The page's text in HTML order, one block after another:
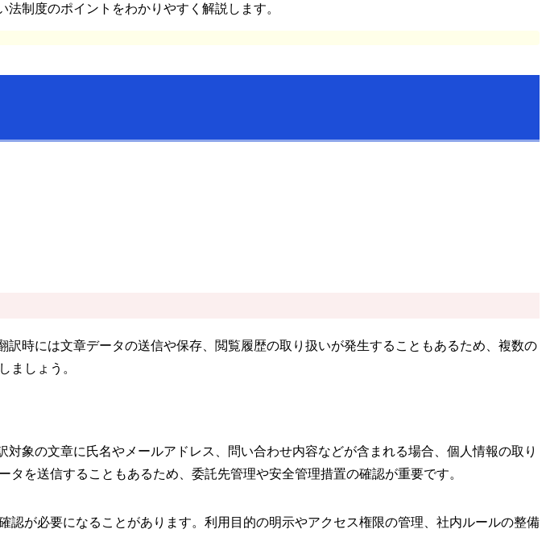
制度のポイントをわかりやすく解説します。
時には文章データの送信や保存、閲覧履歴の取り扱いが発生することもあるため、複数の
ましょう。
対象の文章に氏名やメールアドレス、問い合わせ内容などが含まれる場合、個人情報の取り
を送信することもあるため、委託先管理や安全管理措置の確認が重要です。
が必要になることがあります。利用目的の明示やアクセス権限の管理、社内ルールの整備